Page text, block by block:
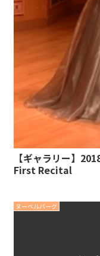
【ギャラリー】
First Recital
ヌーベルバーグ